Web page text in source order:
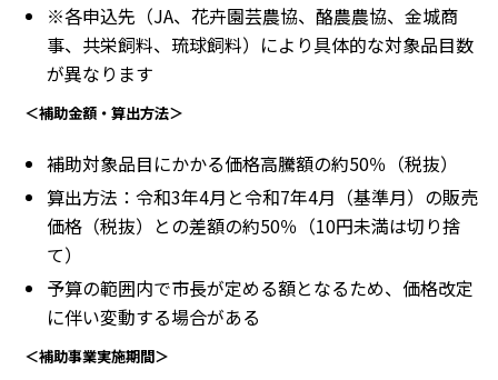
※各申込先（JA、花卉園芸農協、酪農農協、金城商
事、共栄飼料、琉球飼料）により具体的な対象品目数
が異なります
＜補助金額・算出方法＞
補助対象品目にかかる価格高騰額の約50％（税抜）
算出方法：令和3年4月と令和7年4月（基準月）の販売
価格（税抜）との差額の約50％（10円未満は切り捨
て）
予算の範囲内で市長が定める額となるため、価格改定
に伴い変動する場合がある
＜補助事業実施期間＞